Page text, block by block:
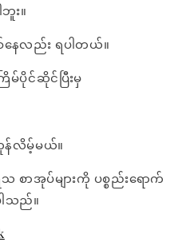
း။
နေလည်း ရပါတယ်။
ပိုင်ဆိုင်ပြီးမှ
လိမ့်မယ်။
စာအုပ်များကို ပစ္စည်းရောက်
ါသည်။